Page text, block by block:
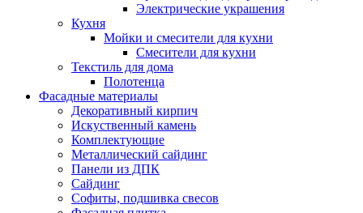
Электрические украшения
Кухня
Мойки и смесители для кухни
Смесители для кухни
Текстиль для дома
Полотенца
Фасадные материалы
Декоративный кирпич
Искуственный камень
Комплектующие
Металлический сайдинг
Панели из ДПК
Сайдинг
Софиты, подшивка свесов